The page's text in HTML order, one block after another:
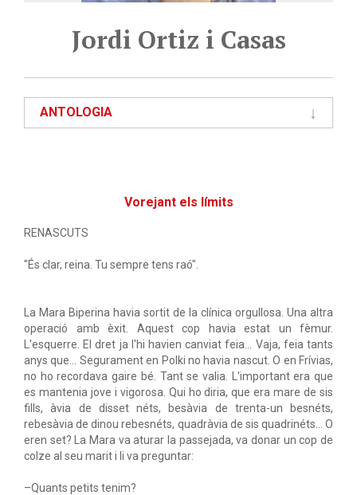
Jordi Ortiz i Casas
ANTOLOGIA
Vorejant els límits
RENASCUTS
"És clar, reina. Tu sempre tens raó".
La Mara Biperina havia sortit de la clínica orgullosa. Una altra
operació amb èxit. Aquest cop havia estat un fèmur.
L'esquerre. El dret ja l'hi havien canviat feia... Vaja, feia tants
anys que... Segurament en Polki no havia nascut. O en Frívias,
no ho recordava gaire bé. Tant se valia. L'important era que
es mantenia jove i vigorosa. Qui ho diria, que era mare de sis
fills, àvia de disset néts, besàvia de trenta-un besnéts,
rebesàvia de dinou rebesnéts, quadràvia de sis quadrinéts... O
eren set? La Mara va aturar la passejada, va donar un cop de
colze al seu marit i li va preguntar:
–Quants petits tenim?